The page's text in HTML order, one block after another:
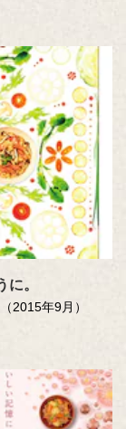
。
2015年9月）